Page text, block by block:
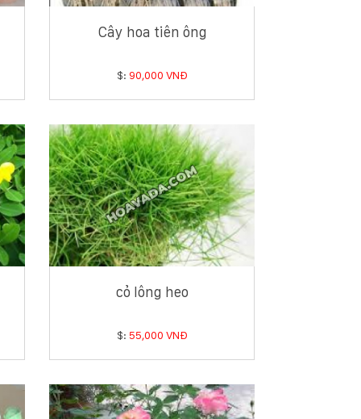
Cây hoa tiên ông
$: 90,000 VNĐ
cỏ lông heo
$: 55,000 VNĐ